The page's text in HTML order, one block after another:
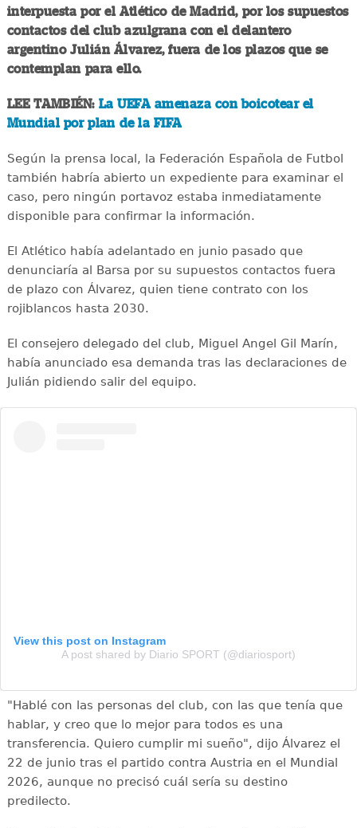
interpuesta por el Atlético de Madrid, por los supuestos
contactos del club azulgrana con el delantero
argentino Julián Álvarez, fuera de los plazos que se
contemplan para ello.
LEE TAMBIÉN: La UEFA amenaza con boicotear el
Mundial por plan de la FIFA
Según la prensa local, la Federación Española de Futbol
también habría abierto un expediente para examinar el
caso, pero ningún portavoz estaba inmediatamente
disponible para confirmar la información.
El Atlético había adelantado en junio pasado que
denunciaría al Barsa por su supuestos contactos fuera
de plazo con Álvarez, quien tiene contrato con los
rojiblancos hasta 2030.
El consejero delegado del club, Miguel Angel Gil Marín,
había anunciado esa demanda tras las declaraciones de
Julián pidiendo salir del equipo.
View this post on Instagram
A post shared by Diario SPORT (@diariosport)
"Hablé con las personas del club, con las que tenía que
hablar, y creo que lo mejor para todos es una
transferencia. Quiero cumplir mi sueño", dijo Álvarez el
22 de junio tras el partido contra Austria en el Mundial
2026, aunque no precisó cuál sería su destino
predilecto.